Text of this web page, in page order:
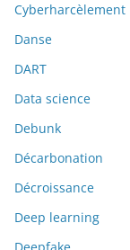
Cyberharcèlement
Danse
DART
Data science
Debunk
Décarbonation
Décroissance
Deep learning